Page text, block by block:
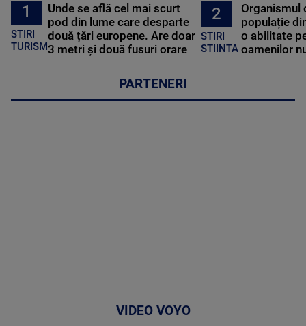
1
STIRI
TURISM
Unde se află cel mai scurt
pod din lume care desparte
două țări europene. Are doar
3 metri și două fusuri orare
2
STIRI
STIINTA
Organismul
populație
o abilitate
oamenilor
PARTENERI
VIDEO VOYO